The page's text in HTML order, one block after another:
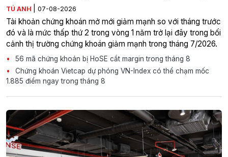
TÚ ANH 07-08-2026
Tài khoản chứng khoán mở mới giảm mạnh so với tháng trước
đó và là mức thấp thứ 2 trong vòng 1 năm trở lại đây trong bối
cảnh thị trường chứng khoán giảm mạnh trong tháng 7/2026.
56 mã chứng khoán bị HoSE cắt margin trong tháng 8
Chứng khoán Vietcap dự phóng VN-Index có thể chạm mốc
1.885 điểm ngay trong tháng 8